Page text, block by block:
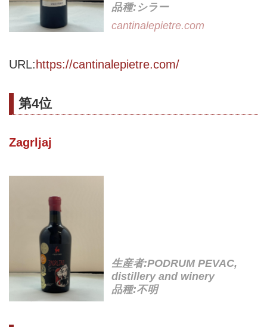
品種:シラー
cantinalepietre.com
URL: https://cantinalepietre.com/
第4位
Zagrljaj
生産者:PODRUM PEVAC,
distillery and winery
品種:不明